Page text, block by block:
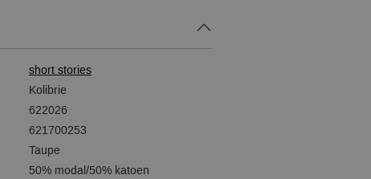
short stories
Kolibrie
622026
621700253
Taupe
50% modal/50% katoen